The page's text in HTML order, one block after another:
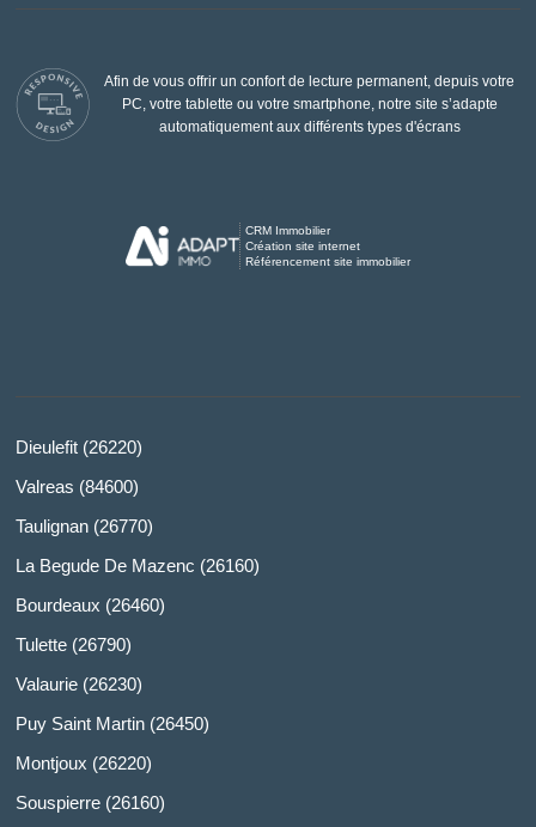
Afin de vous offrir un confort de lecture permanent, depuis votre
PC, votre tablette ou votre smartphone, notre site s’adapte
automatiquement aux différents types d'écrans
CRM Immobilier
Création site internet
Référencement site immobilier
Dieulefit (26220)
Valreas (84600)
Taulignan (26770)
La Begude De Mazenc (26160)
Bourdeaux (26460)
Tulette (26790)
Valaurie (26230)
Puy Saint Martin (26450)
Montjoux (26220)
Souspierre (26160)